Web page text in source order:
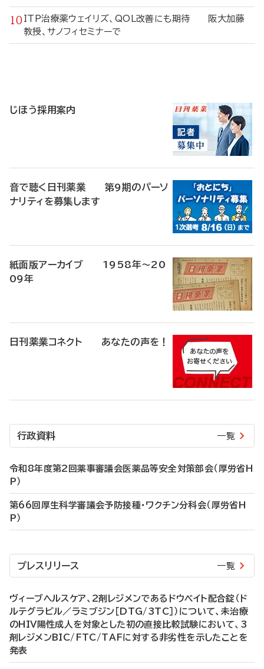
ITP治療薬ウェイリズ、QOL改善にも期待 阪大加藤
教授、サノフィセミナーで
じほう採用案内
音で聴く日刊薬業 第9期のパーソ
ナリティを募集します
紙面版アーカイブ 1958年～20
09年
日刊薬業コネクト あなたの声を！
行政資料 一覧
令和8年度第2回薬事審議会医薬品等安全対策部会（厚労省H
P）
第66回厚生科学審議会予防接種・ワクチン分科会（厚労省H
P）
プレスリリース 一覧
ヴィーブヘルスケア、2剤レジメンであるドウベイト配合錠（ド
ルテグラビル／ラミブジン［DTG/3TC］）について、未治療
のHIV陽性成人を対象とした初の直接比較試験において、3
剤レジメンBIC/FTC/TAFに対する非劣性を示したことを
発表